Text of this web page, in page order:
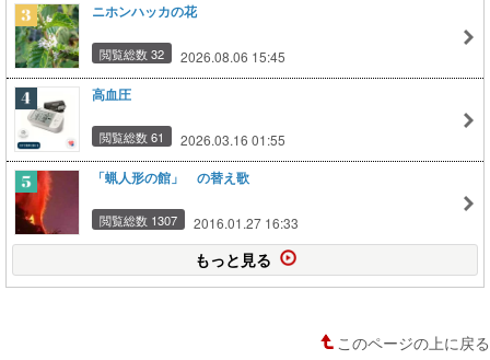
ニホンハッカの花
閲覧総数 32 2026.08.06 15:45
高血圧
閲覧総数 61 2026.03.16 01:55
「蝋人形の館」 の替え歌
閲覧総数 1307 2016.01.27 16:33
もっと見る
このページの上に戻る